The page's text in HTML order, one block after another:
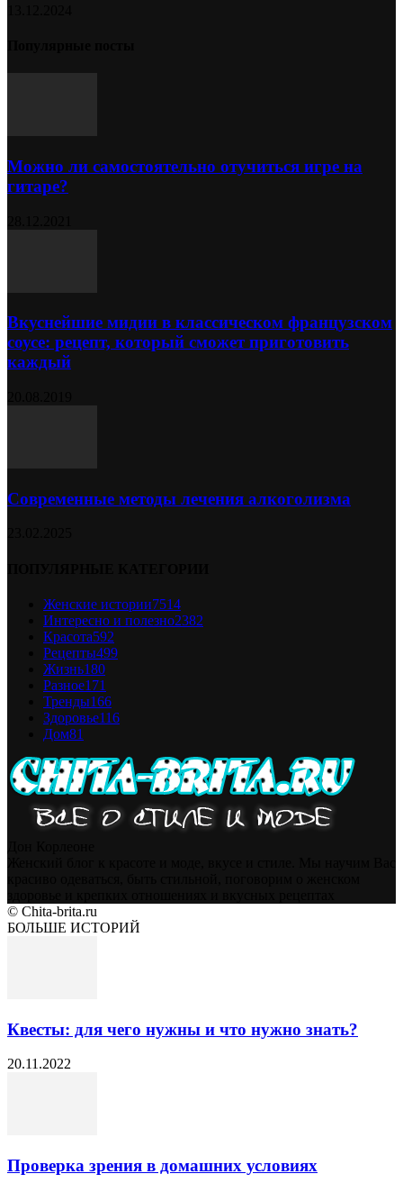
Можно ли самостоятельно отучиться игре на
гитаре?
Вкуснейшие мидии в классическом французском
соусе: рецепт, который сможет приготовить
каждый
Современные методы лечения алкоголизма
Женские истории7514
Интересно и полезно2382
Красота592
Рецепты499
Жизнь180
Разное171
Тренды166
Здоровье116
Дом81
© Chita-brita.ru
БОЛЬШЕ ИСТОРИЙ
Квесты: для чего нужны и что нужно знать?
20.11.2022
Проверка зрения в домашних условиях